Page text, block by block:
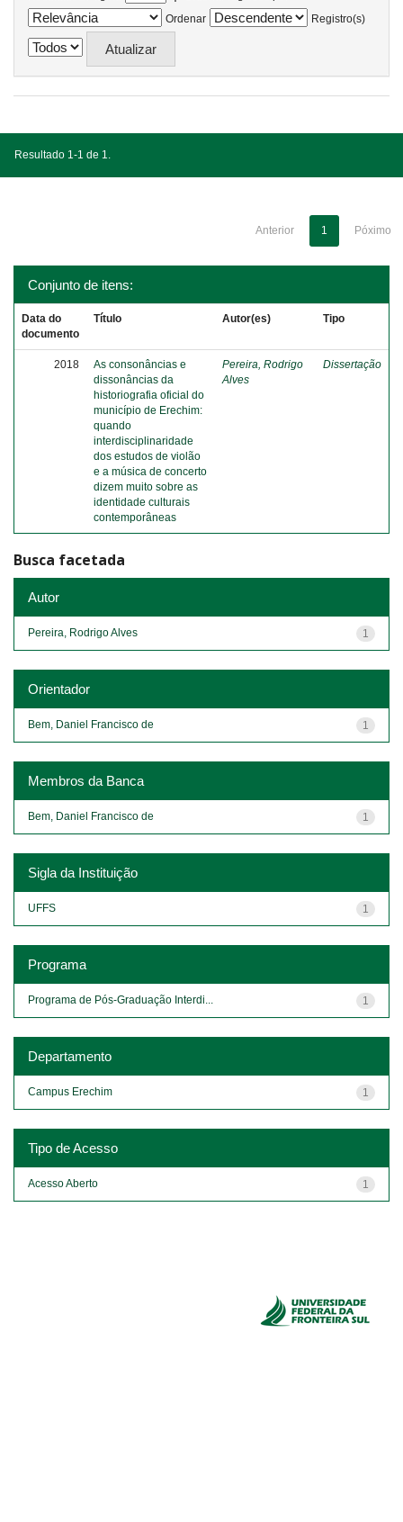
Ordenar
Registro(s)
Resultado 1-1 de 1.
Anterior 1 Póximo
Conjunto de itens:
Data do
documento
Título Autor(es) Tipo
2018
As consonâncias e
dissonâncias da
historiografia oficial do
município de Erechim:
quando
interdisciplinaridade
dos estudos de violão
e a música de concerto
dizem muito sobre as
identidade culturais
contemporâneas
Pereira, Rodrigo
Alves
Dissertação
Busca facetada
Autor
1
Pereira, Rodrigo Alves
Orientador
1
Bem, Daniel Francisco de
Membros da Banca
1
Bem, Daniel Francisco de
Sigla da Instituição
1
UFFS
Programa
1
Programa de Pós-Graduação Interdi...
Departamento
1
Campus Erechim
Tipo de Acesso
1
Acesso Aberto